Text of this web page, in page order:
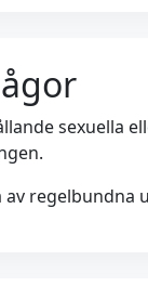
sexuella
regelbundna